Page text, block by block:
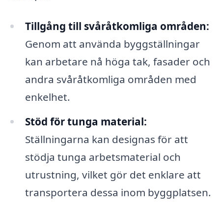
Tillgång till svåråtkomliga områden:
Genom att använda byggställningar
kan arbetare nå höga tak, fasader och
andra svåråtkomliga områden med
enkelhet.
Stöd för tunga material:
Ställningarna kan designas för att
stödja tunga arbetsmaterial och
utrustning, vilket gör det enklare att
transportera dessa inom byggplatsen.